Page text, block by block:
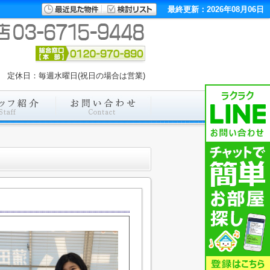
最終更新：2026年08月06日
休日：毎週水曜日(祝日の場合は営業)